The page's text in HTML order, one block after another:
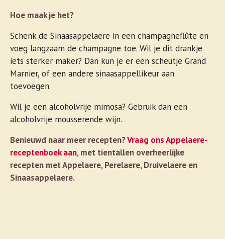
Hoe maak je het?
Schenk de Sinaasappelaere in een champagneflûte en
voeg langzaam de champagne toe. Wil je dit drankje
iets sterker maker? Dan kun je er een scheutje Grand
Marnier, of een andere sinaasappellikeur aan
toevoegen.
Wil je een alcoholvrije mimosa? Gebruik dan een
alcoholvrije mousserende wijn.
Benieuwd naar meer recepten?Vraag ons Appelaere-
receptenboek aan, met tientallen overheerlijke
recepten met Appelaere, Perelaere, Druivelaere en
Sinaasappelaere.